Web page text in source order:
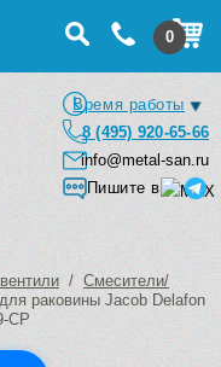
0
Время работы
8 (495) 920-65-66
info@metal-san.ru
Пишите в
/ Смесители/
раковины Jacob Delafon
CP